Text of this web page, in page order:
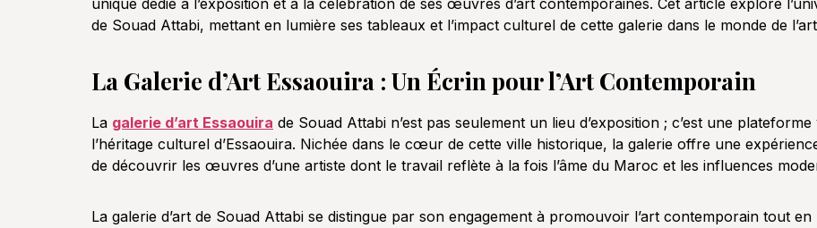
unique dédié à l’exposition et à la célébration de ses œuvres d’art contemporaines. Cet article explore
de Souad Attabi, mettant en lumière ses tableaux et l’impact culturel de cette galerie dans le monde de
La Galerie d’Art Essaouira : Un Écrin pour l’Art Contemporain
La galerie d’art Essaouira de Souad Attabi n’est pas seulement un lieu d’exposition ; c’est une
l’héritage culturel d’Essaouira. Nichée dans le cœur de cette ville historique, la galerie offre une
de découvrir les œuvres d’une artiste dont le travail reflète à la fois l’âme du Maroc et les influences
La galerie d’art de Souad Attabi se distingue par son engagement à promouvoir l’art contemporain tout